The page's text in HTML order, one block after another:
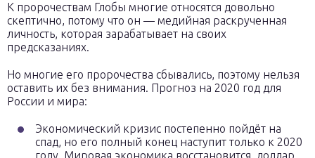
К пророчествам Глобы многие относятся довольно
скептично, потому что он — медийная раскрученная
личность, которая зарабатывает на своих
предсказаниях.
Но многие его пророчества сбывались, поэтому нельзя
оставить их без внимания. Прогноз на 2020 год для
России и мира:
Экономический кризис постепенно пойдёт на
спад, но его полный конец наступит только к 2020
году. Мировая экономика восстановится, доллар